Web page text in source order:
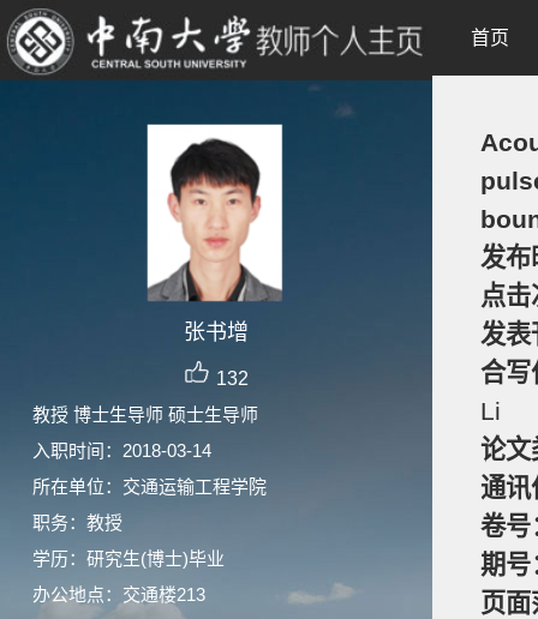
张书增
132
教授 博士生导师 硕士生导师
入职时间：2018-03-14
所在单位：交通运输工程学院
职务：教授
学历：研究生(博士)毕业
办公地点：交通楼213
首页
发布
点
发表
合写
Li
论文
通讯
卷号
期号
页